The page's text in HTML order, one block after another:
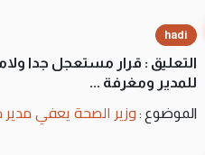
hadi
التعليق : قرار مستعجل جدا
للمدير ومغرفة ...
الموضوع : وزير الصحة يعفي